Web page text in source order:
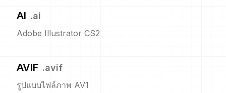
AI .ai
Adobe Illustrator CS2
AVIF .avif
รูปแบบไฟล์ภาพ AV1